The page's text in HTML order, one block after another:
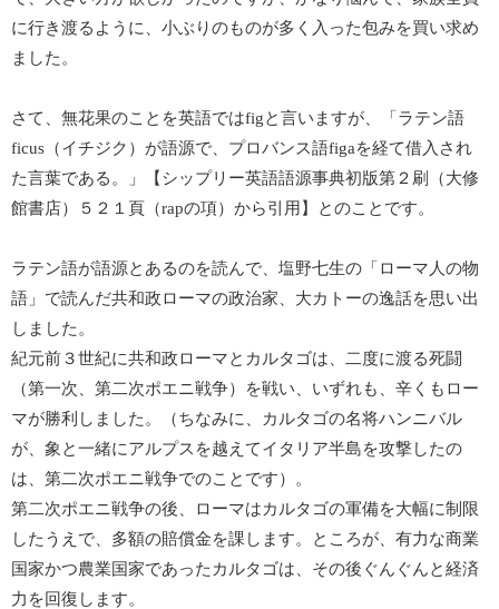
に行き渡るように、小ぶりのものが多く入った包みを買い求め
ました。
さて、無花果のことを英語ではfigと言いますが、「ラテン語
ficus（イチジク）が語源で、プロバンス語figaを経て借入され
た言葉である。」【シップリー英語語源事典初版第２刷（大修
館書店）５２１頁（rapの項）から引用】とのことです。
ラテン語が語源とあるのを読んで、塩野七生の「ローマ人の物
語」で読んだ共和政ローマの政治家、大カトーの逸話を思い出
しました。
紀元前３世紀に共和政ローマとカルタゴは、二度に渡る死闘
（第一次、第二次ポエニ戦争）を戦い、いずれも、辛くもロー
マが勝利しました。（ちなみに、カルタゴの名将ハンニバル
が、象と一緒にアルプスを越えてイタリア半島を攻撃したの
は、第二次ポエニ戦争でのことです）。
第二次ポエニ戦争の後、ローマはカルタゴの軍備を大幅に制限
したうえで、多額の賠償金を課します。ところが、有力な商業
国家かつ農業国家であったカルタゴは、その後ぐんぐんと経済
力を回復します。